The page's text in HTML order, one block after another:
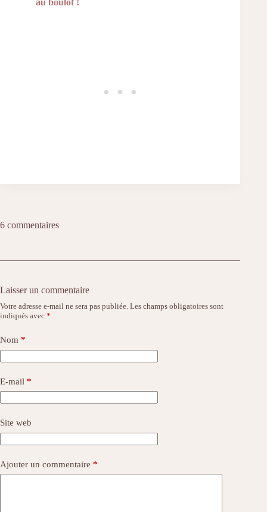
au boulot !
6 commentaires
Laisser un commentaire
Votre adresse e-mail ne sera pas publiée. Les champs obligatoires sont
indiqués avec *
Nom *
E-mail *
Site web
Ajouter un commentaire *